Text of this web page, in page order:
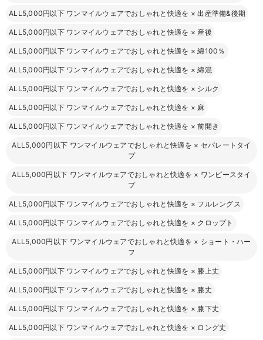
ALL5,000円以下 ワンマイルウェアでおしゃれと快適を ×出産準備&後期
ALL5,000円以下 ワンマイルウェアでおしゃれと快適を × 産後
ALL5,000円以下 ワンマイルウェアでおしゃれと快適を ×綿100％
ALL5,000円以下 ワンマイルウェアでおしゃれと快適を ×綿混
ALL5,000円以下 ワンマイルウェアでおしゃれと快適を × シルク
ALL5,000円以下 ワンマイルウェアでおしゃれと快適を × 麻
ALL5,000円以下 ワンマイルウェアでおしゃれと快適を ×前開き
ALL5,000円以下 ワンマイルウェアでおしゃれと快適を × セパレートタイ
プ
ALL5,000円以下 ワンマイルウェアでおしゃれと快適を × ワンピースタイ
プ
ALL5,000円以下 ワンマイルウェアでおしゃれと快適を × フルレングス
ALL5,000円以下 ワンマイルウェアでおしゃれと快適を × クロップト
ALL5,000円以下 ワンマイルウェアでおしゃれと快適を × ショート・ハー
フ
ALL5,000円以下 ワンマイルウェアでおしゃれと快適を × 膝上丈
ALL5,000円以下 ワンマイルウェアでおしゃれと快適を × 膝丈
ALL5,000円以下 ワンマイルウェアでおしゃれと快適を × 膝下丈
ALL5,000円以下 ワンマイルウェアでおしゃれと快適を × ロング丈